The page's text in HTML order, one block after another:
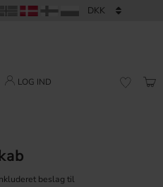
LOG IND
beslag til